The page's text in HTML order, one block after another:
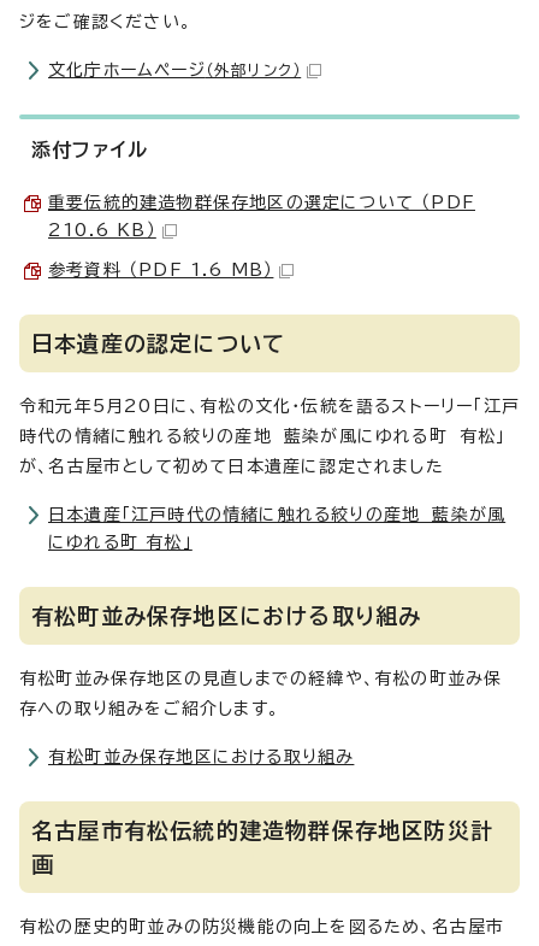
ジをご確認ください。
文化庁ホームページ （外部リンク）
添付ファイル
重要伝統的建造物群保存地区の選定について （PDF
210.6 KB）
参考資料 （PDF 1.6 MB）
日本遺産の認定について
令和元年5月20日に、有松の文化・伝統を語るストーリー「江戸
時代の情緒に触れる絞りの産地 藍染が風にゆれる町 有松」
が、名古屋市として初めて日本遺産に認定されました
日本遺産「江戸時代の情緒に触れる絞りの産地 藍染が風
にゆれる町 有松」
有松町並み保存地区における取り組み
有松町並み保存地区の見直しまでの経緯や、有松の町並み保
存への取り組みをご紹介します。
有松町並み保存地区における取り組み
名古屋市有松伝統的建造物群保存地区防災計
画
有松の歴史的町並みの防災機能の向上を図るため、名古屋市